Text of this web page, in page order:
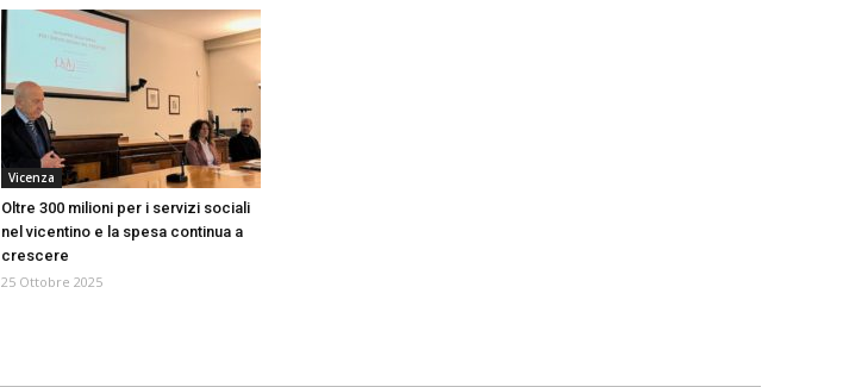
Vicenza
Oltre 300 milioni per i servizi sociali
nel vicentino e la spesa continua a
crescere
25 Ottobre 2025